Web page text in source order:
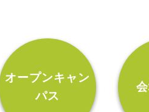
オープンキャン
パス